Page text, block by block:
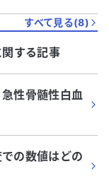
すべて見る(8)
関する記事
性骨髄性白血
の数値はどの